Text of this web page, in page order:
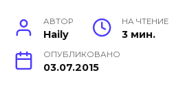
АВТОР
Haily
НА ЧТЕНИЕ
3 мин.
ОПУБЛИКОВАНО
03.07.2015